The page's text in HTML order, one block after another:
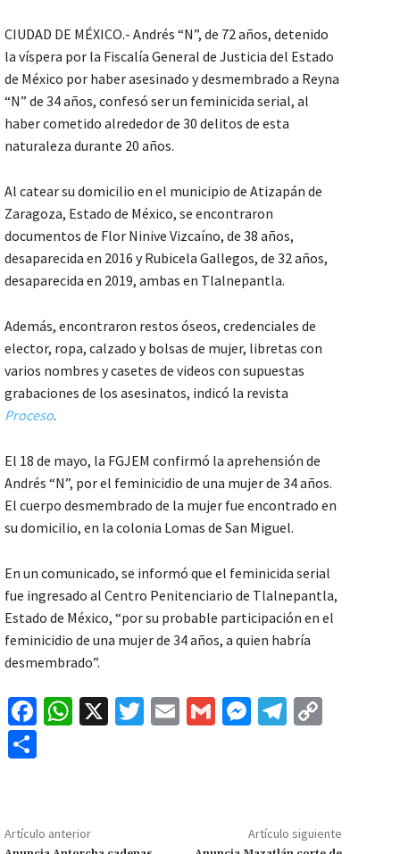
CIUDAD DE MÉXICO.- Andrés “N”, de 72 años, detenido
la víspera por la Fiscalía General de Justicia del Estado
de México por haber asesinado y desmembrado a Reyna
“N” de 34 años, confesó ser un feminicida serial, al
haber cometido alrededor de 30 delitos de esta
naturaleza durante 20 años.
Al catear su domicilio en el municipio de Atizapán de
Zaragoza, Estado de México, se encontraron
documentos de Flor Ninive Vizcaíno, de 38 años,
desaparecida en 2016 y Rubicela Gallegos, de 32 años,
desaparecida en 2019, ambas en Tlalnepantla.
Además, encontraron restos óseos, credenciales de
elector, ropa, calzado y bolsas de mujer, libretas con
varios nombres y casetes de videos con supuestas
grabaciones de los asesinatos, indicó la revista
Proceso.
El 18 de mayo, la FGJEM confirmó la aprehensión de
Andrés “N”, por el feminicidio de una mujer de 34 años.
El cuerpo desmembrado de la mujer fue encontrado en
su domicilio, en la colonia Lomas de San Miguel.
En un comunicado, se informó que el feminicida serial
fue ingresado al Centro Penitenciario de Tlalnepantla,
Estado de México, “por su probable participación en el
feminicidio de una mujer de 34 años, a quien habría
desmembrado”.
Fa
o
W
p
X
T
E
G
M
ge
Te
m Li
p
Artículo anterior Artículo siguiente